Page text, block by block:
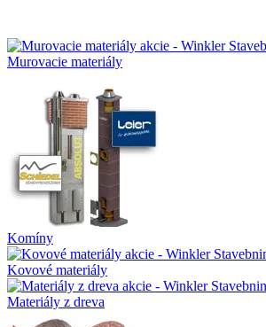
Murovacie materiály
Komíny
Kovové materiály
Materiály z dreva